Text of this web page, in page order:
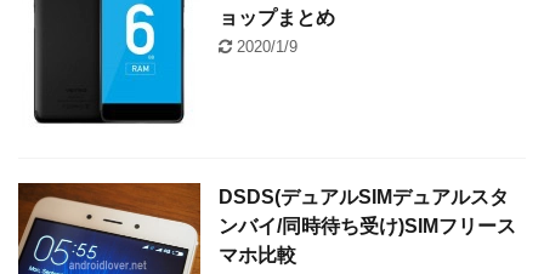
ョップまとめ
2020/1/9
DSDS(デュアルSIMデュアルスタ
ンバイ/同時待ち受け)SIMフリース
マホ比較